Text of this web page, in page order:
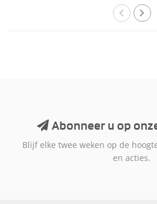
Abonneer u op
Blijf elke twee weken op de
en acties.